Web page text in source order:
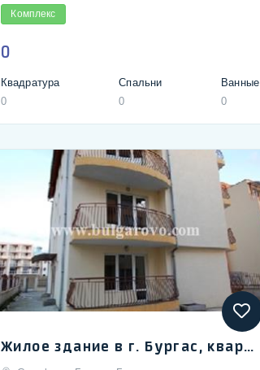
Комплекс
0
Квадратура
0
Спальни
0
Ванные
0
Жилое здание в г. Бургас, квартал Сарафово. Для круглогодичного проживания | Summer apartments in Bourgas top beach area of Sarafovo